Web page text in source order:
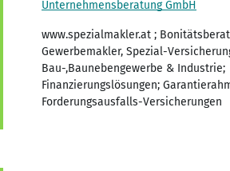
Unternehmensberatung GmbH
www.spezialmakler.at ;
Gewerbemakler, Spezial-
Bau-,Baunebengewerbe & Industrie;
Finanzierungslösungen;
Forderungsausfalls-Versicherungen